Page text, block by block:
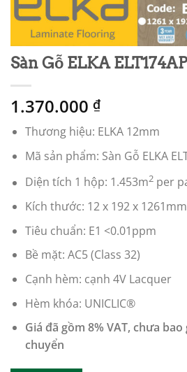
Sàn Gỗ ELKA ELT174AP
1.370.000 ₫
Thương hiệu: ELKA 12mm
Mã sản phẩm: Sàn Gỗ ELKA
Diện tích 1 hộp: 1.453m2per
Kích thước: 12 x 192 x 1261mm
Tiêu chuẩn: E1 <0.01ppm
Bề mặt: AC5 (Class 32)
Cạnh hèm: cạnh 4V Lacquer
Hèm khóa: UNICLIC®
Giá đã gồm 8% VAT, chưa
chuyển